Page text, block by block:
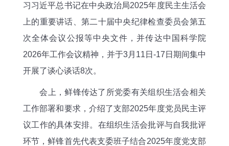
习习近平总书记在中央政治局2025年度民主生活会
上的重要讲话、第二十届中央纪律检查委员会第五
次全体会议公报等中央文件，并传达中国科学院
2026年工作会议精神，并于3月11日-17日期间集中
开展了谈心谈话8次。
会上，鲜锋传达了所党委有关组织生活会相关
工作部署和要求，介绍了支部2025年度党员民主评
议工作的具体安排。在组织生活会批评与自我批评
环节，鲜锋首先代表支委班子结合2025年度党支部